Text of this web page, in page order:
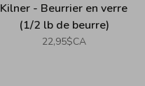
Kilner - Beurrier en verre
(1/2 lb de beurre)
22,95$CA